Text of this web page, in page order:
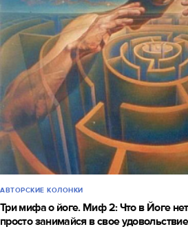
АВТОРСКИЕ КОЛОНКИ
Три мифа о йоге. Миф 2: Что в Йоге
просто занимайся в свое удовольствие